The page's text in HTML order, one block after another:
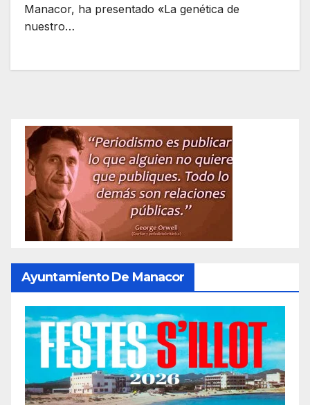
Manacor, ha presentado «La genética de
nuestro…
Ayuntamiento De Manacor